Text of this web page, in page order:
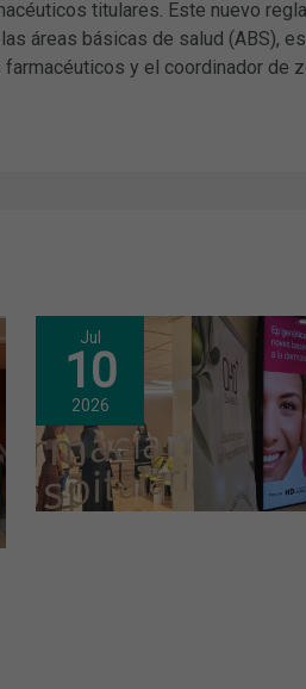
titulares. Este nuevo
áreas básicas de salud (ABS),
y el coordinador de
Jul
10
2026